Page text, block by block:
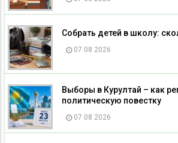
Собрать детей в школу:
07 08 2026
Выборы в Курултай – как
политическую повестку
07 08 2026